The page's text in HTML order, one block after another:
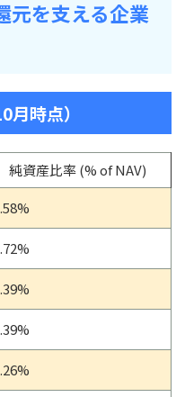
元を支える企業
時点）
純資産比率 (% of NAV)